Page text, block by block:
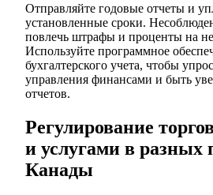
Отправляйте годовые отчеты и
установленные сроки.
повлечь штрафы и проценты на
Используйте программное
бухгалтерского учета, чтобы
управления финансами и быть
отчетов.
Регулирование
и услугами в разных
Канады